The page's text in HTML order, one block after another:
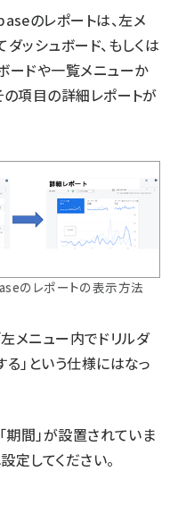
のレポートは、左メ
ッシュボード、もしくは
ードや一覧メニューか
の項目の詳細レポートが
のレポートの表示方法
メニュー内でドリルダ
」という仕様にはなっ
期間」が設置されていま
定してください。